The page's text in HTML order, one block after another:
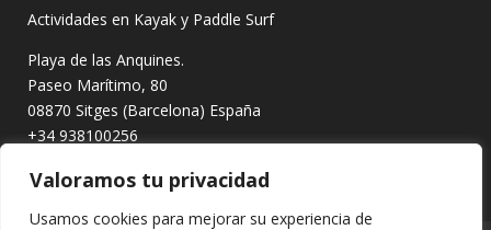
Valoramos tu privacidad
Usamos cookies para mejorar su experiencia de
Actividades en Kayak y Paddle Surf
Playa de las Anquines.
Paseo Marítimo, 80
08870 Sitges (Barcelona) España
+34 938100256
info@nootka-kayak.com